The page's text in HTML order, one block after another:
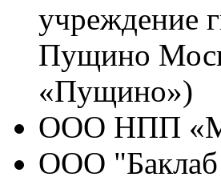
учреждение
Пущино
«Пущино»)
ООО НПП
ООО